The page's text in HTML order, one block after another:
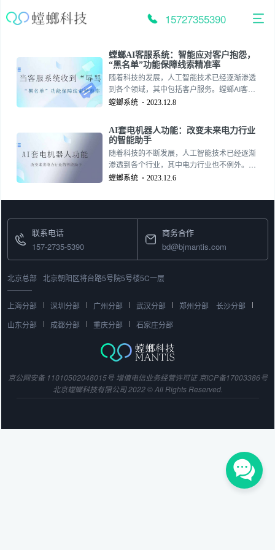
至
15727355390
螳螂AI客服系统：智能应对客户抱怨，
“黑名单”功能保障线索精准率
随着科技的发展，人工智能技术已经逐渐渗透
到各个领域，其中包括客户服务。螳螂AI客服
系统作为一款先进的智能客服工具，不仅能够
怨和不满时，采取智能的方式进行应对。更值
得一提的是，该系统还配备了黑名单功能，以
确保服务质量。
螳螂系统 2023.12.8
AI套电机器人功能：改变未来电力行业
的智能助手
随着科技的不断发展，人工智能技术已经逐渐
渗透到各个行业，其中电力行业也不例外。近
年来，AI套电机器人作为一种新型的智能化设
为电力企业带来了更高效、更安全、更环保的
呢？本文将为您详细介绍。
螳螂系统 2023.12.6
联系电话
157-2735-5390
商务合作
bd@bjmantis.com
北京总部 北京朝阳区将台路5号院5号楼5C一层
上海分部 深圳分部 广州分部 武汉分部 郑州分部
长沙分部
山东分部
成都分部 重庆分部 石家庄分部
京公网安备 11010502048015号 增值电信业务经营许可证 京ICP备17003386号
北京螳螂科技有限公司 2022 © All Rights Reserved.